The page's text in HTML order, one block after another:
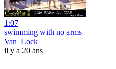
1:07
swimming with no arms
Van_Lock
il y a 20 ans